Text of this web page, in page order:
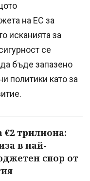
на ЕС за
исканията за
се
бъде запазено
политики като за
€2 трилиона:
в най-
спор от